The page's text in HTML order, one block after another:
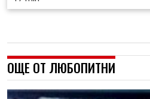
ОЩЕ ОТ ЛЮБОПИТНИ